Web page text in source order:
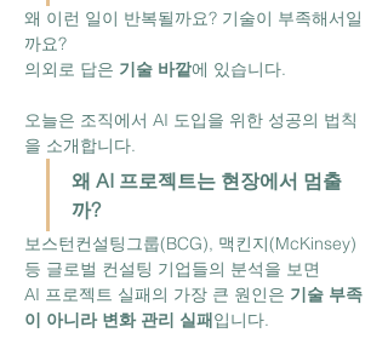
왜 이런 일이 반복될까요? 기술이 부족해서일
까요?
의외로 답은 기술 바깥에 있습니다.
오늘은 조직에서 AI 도입을 위한 성공의 법칙
을 소개합니다.
왜 AI 프로젝트는 현장에서 멈출
까?
보스턴컨설팅그룹(BCG), 맥킨지(McKinsey)
등 글로벌 컨설팅 기업들의 분석을 보면
AI 프로젝트 실패의 가장 큰 원인은 기술 부족
이 아니라 변화 관리 실패입니다.